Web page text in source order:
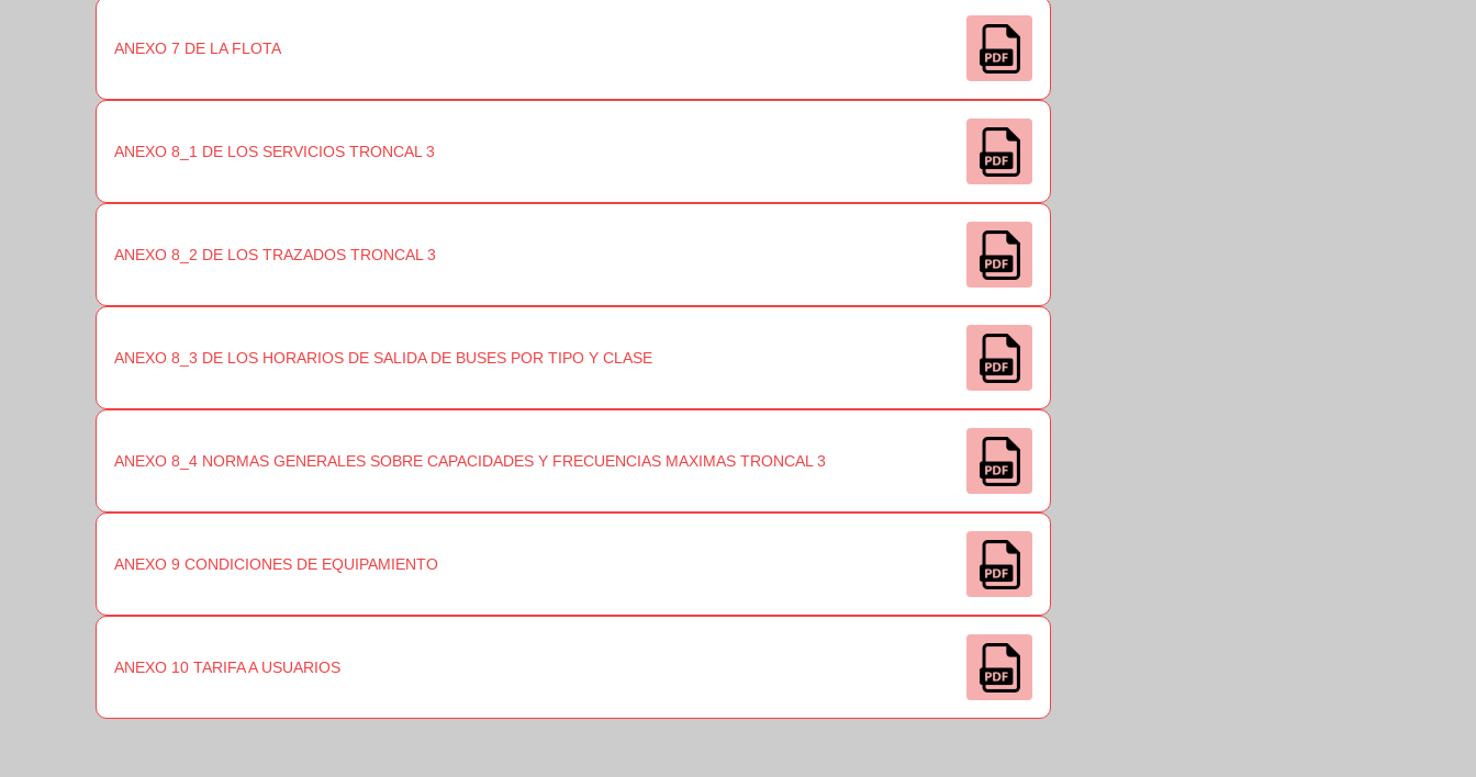
ANEXO 7 DE LA FLOTA
ANEXO 8_1 DE LOS SERVICIOS TRONCAL 3
ANEXO 8_2 DE LOS TRAZADOS TRONCAL 3
ANEXO 8_3 DE LOS HORARIOS DE SALIDA DE BUSES POR TIPO Y CLASE
ANEXO 8_4 NORMAS GENERALES SOBRE CAPACIDADES Y FRECUENCIAS MAXIMAS TRONCAL 3
ANEXO 9 CONDICIONES DE EQUIPAMIENTO
ANEXO 10 TARIFA A USUARIOS